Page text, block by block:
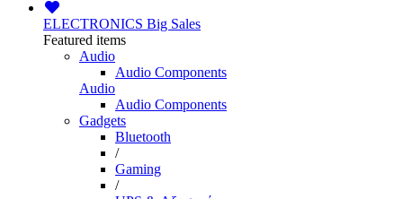
ELECTRONICS Big Sales
Featured items
Audio
Audio Components
Audio
Audio Components
Gadgets
Bluetooth
/
Gaming
/